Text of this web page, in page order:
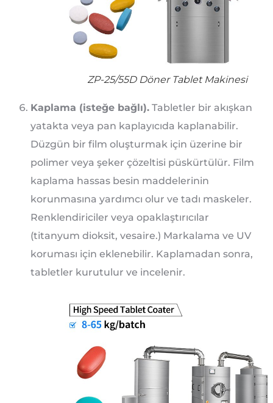
ZP-25/55D Döner Tablet Makinesi
Kaplama (isteğe bağlı). Tabletler bir akışkan
yatakta veya pan kaplayıcıda kaplanabilir.
Düzgün bir film oluşturmak için üzerine bir
polimer veya şeker çözeltisi püskürtülür. Film
kaplama hassas besin maddelerinin
korunmasına yardımcı olur ve tadı maskeler.
Renklendiriciler veya opaklaştırıcılar
(titanyum dioksit, vesaire.) Markalama ve UV
koruması için eklenebilir. Kaplamadan sonra,
tabletler kurutulur ve incelenir.